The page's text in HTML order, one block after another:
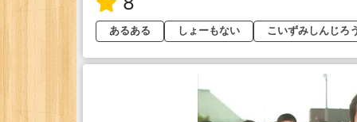
あるある しょーもない こいずみしんじろ